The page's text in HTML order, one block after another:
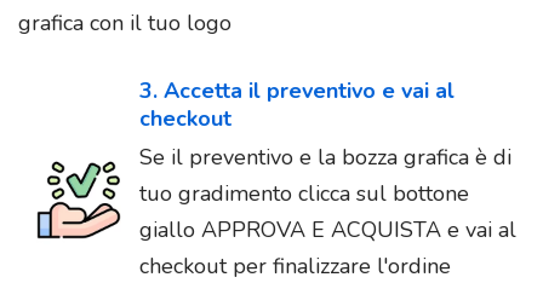
grafica con il tuo logo
3. Accetta il preventivo e vai al
checkout
Se il preventivo e la bozza grafica è di
tuo gradimento clicca sul bottone
giallo APPROVA E ACQUISTA e vai al
checkout per finalizzare l'ordine